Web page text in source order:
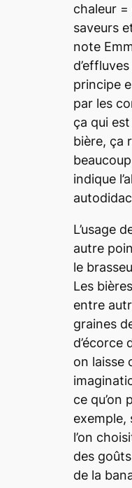
chaleur
saveurs
note
principe
par les
ça qui
bière, ça
indique
L’usage
autre
le
Les
entre
graines
d’écorce
on laisse
ce qu’on
exemple,
l’on
des
de la